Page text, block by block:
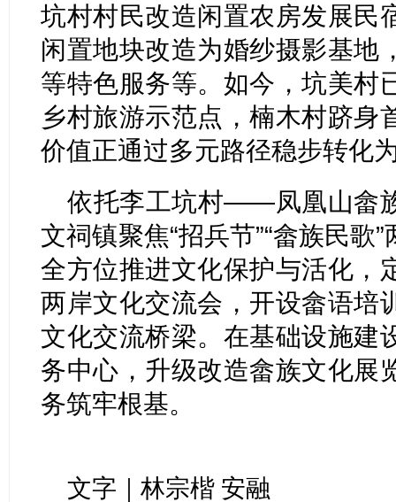
坑村村民改造闲置农房发展民
闲置地块改造为婚纱摄影基地
等特色服务等。如今，坑美村
乡村旅游示范点，楠木村跻身
价值正通过多元路径稳步转化
依托李工坑村——凤凰山畲
文祠镇聚焦“招兵节”“畲族民歌
全方位推进文化保护与活化，
两岸文化交流会，开设畲语培
文化交流桥梁。在基础设施建
务中心，升级改造畲族文化展
务筑牢根基。
文字｜林宗楷 安融